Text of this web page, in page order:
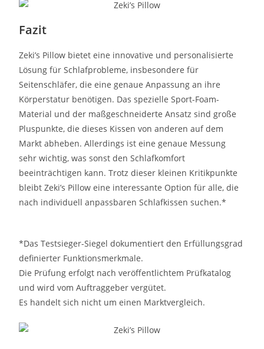
Fazit
Zeki’s Pillow bietet eine innovative und personalisierte
Lösung für Schlafprobleme, insbesondere für
Seitenschläfer, die eine genaue Anpassung an ihre
Körperstatur benötigen. Das spezielle Sport-Foam-
Material und der maßgeschneiderte Ansatz sind große
Pluspunkte, die dieses Kissen von anderen auf dem
Markt abheben. Allerdings ist eine genaue Messung
sehr wichtig, was sonst den Schlafkomfort
beeinträchtigen kann. Trotz dieser kleinen Kritikpunkte
bleibt Zeki’s Pillow eine interessante Option für alle, die
nach individuell anpassbaren Schlafkissen suchen.*
*Das Testsieger-Siegel dokumentiert den Erfüllungsgrad
definierter Funktionsmerkmale.
Die Prüfung erfolgt nach veröffentlichtem Prüfkatalog
und wird vom Auftraggeber vergütet.
Es handelt sich nicht um einen Marktvergleich.